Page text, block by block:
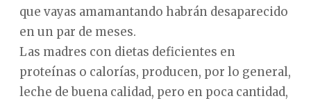
que vayas amamantando habrán desaparecido
en un par de meses.
Las madres con dietas deficientes en
proteínas o calorías, producen, por lo general,
leche de buena calidad, pero en poca cantidad,